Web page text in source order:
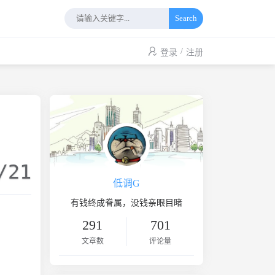
Search
登录 / 注册
21 低调G
有钱终成眷属，没钱亲眼目睹
291
文章数
701
评论量